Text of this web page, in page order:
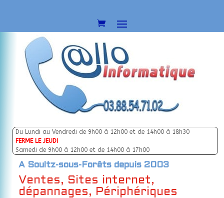
Du Lundi au Vendredi de 9h00 à 12h00 et de 14h00 à 18h30
FERME LE JEUDI
Samedi de 9h00 à 12h00 et de 14h00 à 17h00
A Soultz-sous-Forêts depuis 2003
Ventes, Sites internet,
dépannages, Périphériques